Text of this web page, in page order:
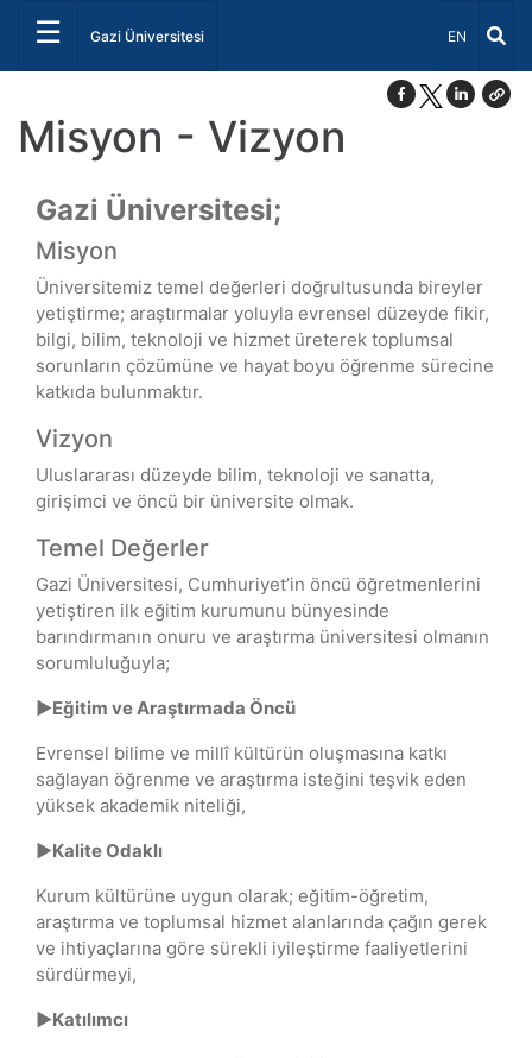
☰ Gazi Üniversitesi Dil Seçiniz
EN
Misyon - Vizyon
Gazi Üniversitesi;
Misyon
Üniversitemiz temel değerleri doğrultusunda bireyler
yetiştirme; araştırmalar yoluyla evrensel düzeyde fikir,
bilgi, bilim, teknoloji ve hizmet üreterek toplumsal
sorunların çözümüne ve hayat boyu öğrenme sürecine
katkıda bulunmaktır.
Vizyon
Uluslararası düzeyde bilim, teknoloji ve sanatta,
girişimci ve öncü bir üniversite olmak.
Temel Değerler
Gazi Üniversitesi, Cumhuriyet’in öncü öğretmenlerini
yetiştiren ilk eğitim kurumunu bünyesinde
barındırmanın onuru ve araştırma üniversitesi olmanın
sorumluluğuyla;
►Eğitim ve Araştırmada Öncü
Evrensel bilime ve millî kültürün oluşmasına katkı
sağlayan öğrenme ve araştırma isteğini teşvik eden
yüksek akademik niteliği,
►Kalite Odaklı
Kurum kültürüne uygun olarak; eğitim-öğretim,
araştırma ve toplumsal hizmet alanlarında çağın gerek
ve ihtiyaçlarına göre sürekli iyileştirme faaliyetlerini
sürdürmeyi,
►Katılımcı